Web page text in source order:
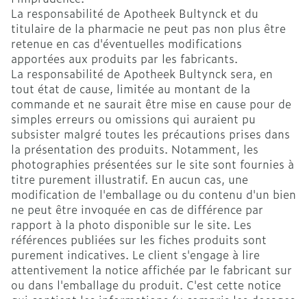
La responsabilité de Apotheek Bultynck et du
titulaire de la pharmacie ne peut pas non plus être
retenue en cas d'éventuelles modifications
apportées aux produits par les fabricants.
La responsabilité de Apotheek Bultynck sera, en
tout état de cause, limitée au montant de la
commande et ne saurait être mise en cause pour de
simples erreurs ou omissions qui auraient pu
subsister malgré toutes les précautions prises dans
la présentation des produits. Notamment, les
photographies présentées sur le site sont fournies à
titre purement illustratif. En aucun cas, une
modification de l'emballage ou du contenu d'un bien
ne peut être invoquée en cas de différence par
rapport à la photo disponible sur le site. Les
références publiées sur les fiches produits sont
purement indicatives. Le client s'engage à lire
attentivement la notice affichée par le fabricant sur
ou dans l'emballage du produit. C'est cette notice